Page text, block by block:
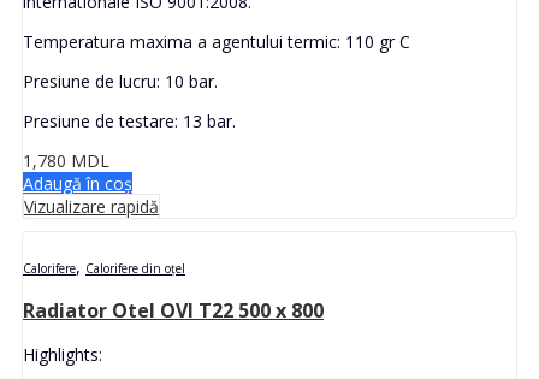
Temperatura maxima a agentului termic: 110 gr C
Presiune de lucru: 10 bar.
Presiune de testare: 13 bar.
1,780 MDL
Adaugă în coș
Vizualizare rapidă
Calorifere, Calorifere din oțel
Radiator Otel OVI T22 500 x 800
Highlights: